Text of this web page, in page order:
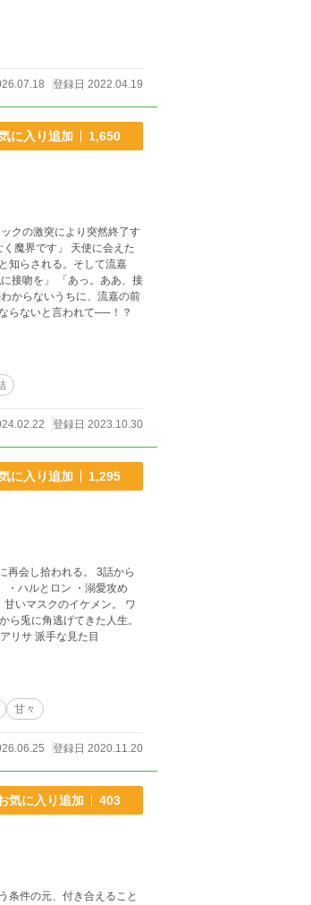
登録日 2022.04.19
に入り追加 1,650
クの激突により突然終了す
知らされる。そして流嘉
らないと言われて──！？
登録日 2023.10.30
に入り追加 1,295
われる。 3話から
小学生の頃、夏休みの宿題は最後の日になっても出来なかった。 人の気持ちがわからないことがある。 アリサ 派手な見た目
甘々
登録日 2020.11.20
気に入り追加 403
条件の元、付き合えること